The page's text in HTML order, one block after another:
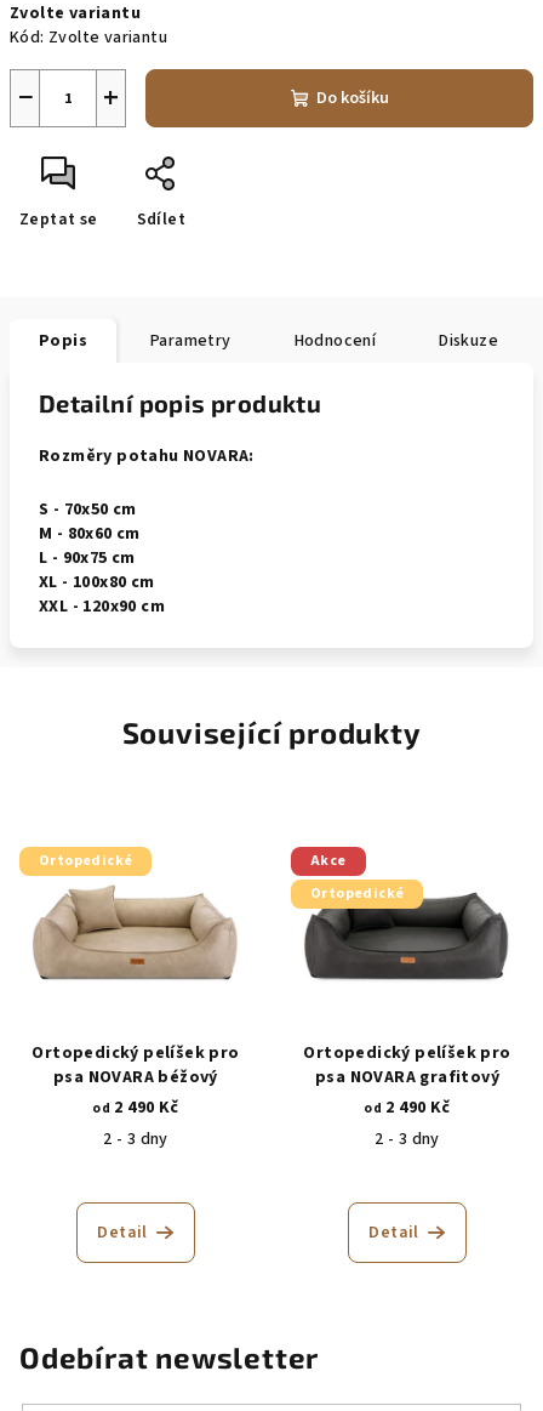
cena:
Zvolte variantu
Kód: Zvolte variantu
+
− Do košíku
Zeptat se Sdílet
Popis Parametry Hodnocení Diskuze
Detailní popis produktu
Rozměry potahu NOVARA:
S - 70x50 cm
M - 80x60 cm
L - 90x75 cm
XL - 100x80 cm
XXL - 120x90 cm
Související produkty
Ortopedické
Ortopedický pelíšek pro
psa NOVARA béžový
od 2 490 Kč
2 - 3 dny
Detail
Akce
Ortopedické
Ortopedický pelíšek pro
psa NOVARA grafitový
od 2 490 Kč
2 - 3 dny
Detail
Odebírat newsletter